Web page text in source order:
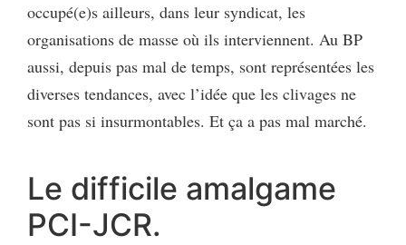
occupé(e)s ailleurs, dans leur syndicat, les
organisations de masse où ils interviennent. Au BP
aussi, depuis pas mal de temps, sont représentées les
diverses tendances, avec l’idée que les clivages ne
sont pas si insurmontables. Et ça a pas mal marché.
Le difficile amalgame
PCI-JCR.